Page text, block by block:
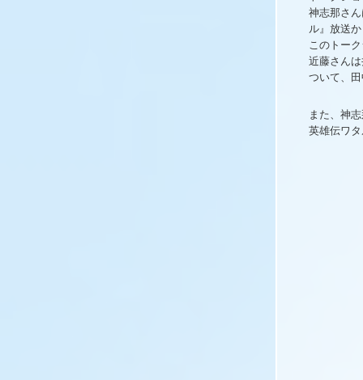
神志那さ
ル』放送
このトー
近藤さん
ついて、
また、神
英雄伝ワ